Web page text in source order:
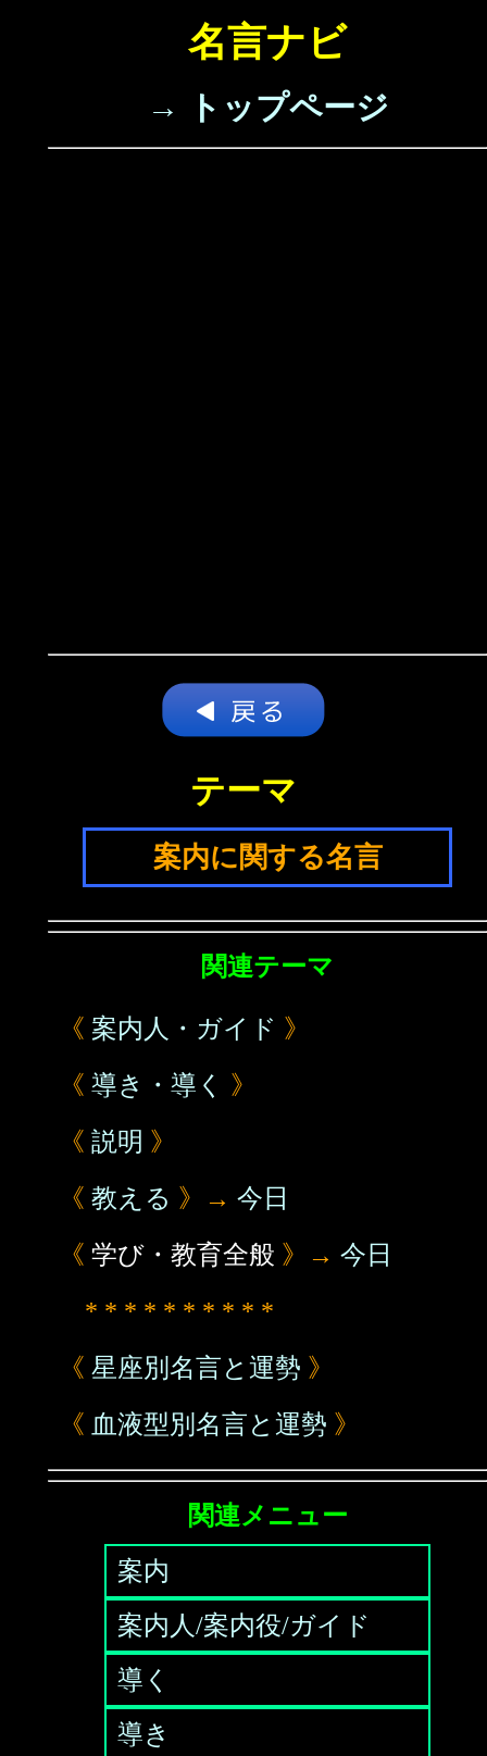
名言ナビ
→ トップページ
テーマ
案内に関する名言
関連テーマ
《 案内人・ガイド 》
《 導き・導く
》
《 説明 》
《 教える 》→ 今日
《 学び・教育全般 》→ 今日
* * * * * * * * * *
《 星座別名言と運勢 》
《 血液型別名言と運勢 》
関連メニュー
案内
案内人/案内役/ガイド
導く
導き